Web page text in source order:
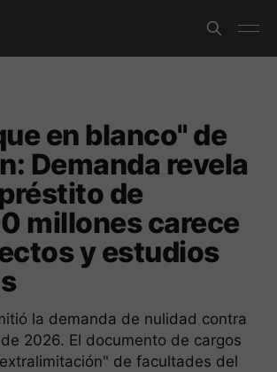
en blanco" de
Demanda revela
de
millones carece
y estudios
la demanda de nulidad contra
2026. El documento de cargos
de facultades del